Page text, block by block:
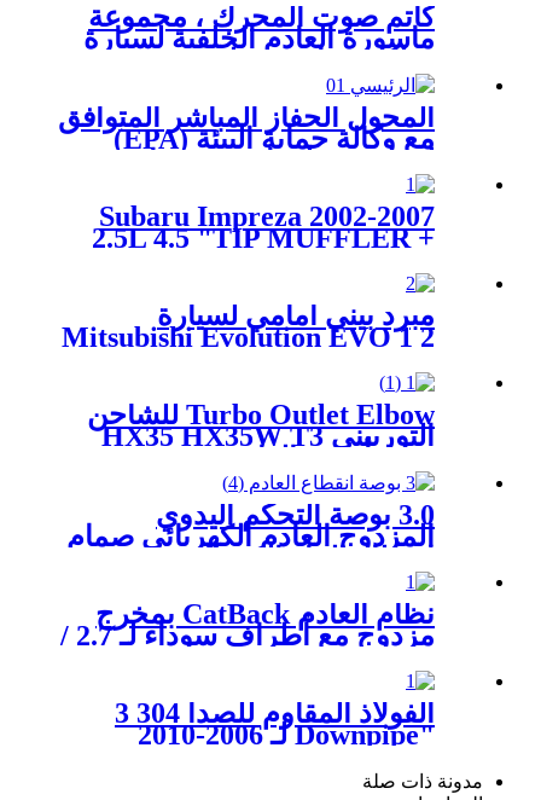
كاتم صوت المحرك ، مجموعة
ماسورة العادم الخلفية لسيارة
MK2 MK3 8V Turbo
المحول الحفاز المباشر المتوافق
مع وكالة حماية البيئة (EPA)
إم سي سييرا 1500
2002-2007 Subaru Impreza
2.5L 4.5 "TIP MUFFLER +
مبرد بيني أمامي لسيارة
Mitsubishi Evolution EVO 1 2
Turbo Outlet Elbow للشاحن
التوربيني HX35 HX35W T3
فقط أنبوب العادم 3 بوصة
3.0 بوصة التحكم اليدوي
المزدوج العادم الكهربائي صمام
انقطاع التيار الكهربائي
نظام العادم CatBack بمخرج
مزدوج مع أطراف سوداء لـ 2.7 /
3.5 / 5.0L F-150 2015-2022
الفولاذ المقاوم للصدأ 304 3
"Downpipe لـ 2006-2010
BWM X5 E70 3.0D M57N2
مدونة ذات صلة